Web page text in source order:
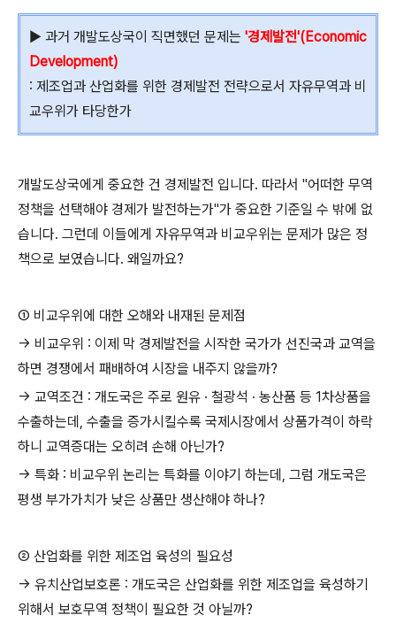
▶ 과거 개발도상국이 직면했던 문제는 '경제발전'(Economic
Development)
: 제조업과 산업화를 위한 경제발전 전략으로서 자유무역과 비
교우위가 타당한가
개발도상국에게 중요한 건 경제발전 입니다. 따라서 "어떠한 무역
정책을 선택해야 경제가 발전하는가"가 중요한 기준일 수 밖에 없
습니다. 그런데 이들에게 자유무역과 비교우위는 문제가 많은 정
책으로 보였습니다. 왜일까요?
① 비교우위에 대한 오해와 내재된 문제점
→ 비교우위 : 이제 막 경제발전을 시작한 국가가 선진국과 교역을
하면 경쟁에서 패배하여 시장을 내주지 않을까?
→ 교역조건 : 개도국은 주로 원유 · 철광석 · 농산품 등 1차상품을
수출하는데, 수출을 증가시킬수록 국제시장에서 상품가격이 하락
하니 교역증대는 오히려 손해 아닌가?
→ 특화 : 비교우위 논리는 특화를 이야기 하는데, 그럼 개도국은
평생 부가가치가 낮은 상품만 생산해야 하나?
② 산업화를 위한 제조업 육성의 필요성
→ 유치산업보호론 : 개도국은 산업화를 위한 제조업을 육성하기
위해서 보호무역 정책이 필요한 것 아닐까?